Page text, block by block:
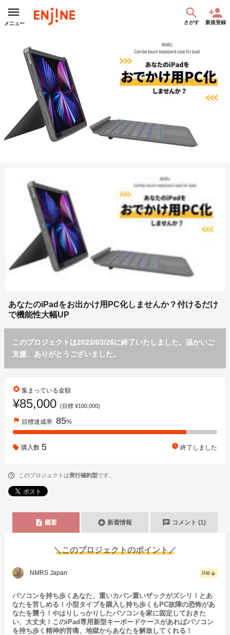
メニュー さがす 新規登録
あなたのiPadをお出かけ用PC化しませんか？付けるだけ
で機能性大幅UP
このプロジェクトは2023/03/26に終了いたしました。温かいご
支援、ありがとうございました。
stars 集まっている金額
¥85,000 (目標 ¥100,000)
flag 目標達成率 85%
購入数 5 watch_later 終了しました
このプロジェクトは実行確約型です。
description 概要 stars 新着情報 chat コメント (1)
＼このプロジェクトのポイント／
NMRS Japan 詳細 arrow_downward
パソコンを持ち歩くあなた、重いカバン重いザックがズシリ！とあ
なたを苦しめる！小型タイプを購入し持ち歩くもPC故障の恐怖があ
なたを襲う！やはりしっかりしたパソコンを家に固定しておきた
い、大丈夫！このiPad専用新型キーボードケースがあればパソコン
を持ち歩く精神的苦痛、地獄からあなたを解放してくれる！